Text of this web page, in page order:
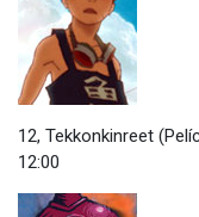
12, Tekkonkinreet
12:00